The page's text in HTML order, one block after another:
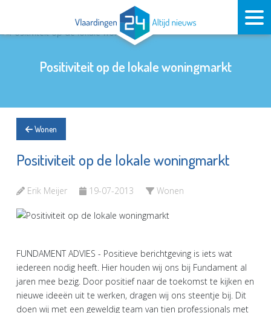
Positiviteit op de lokale woningmarkt
Wonen
Positiviteit op de lokale woningmarkt
Erik Meijer 19-07-2013 Wonen
FUNDAMENT ADVIES - Positieve berichtgeving is iets wat
iedereen nodig heeft. Hier houden wij ons bij Fundament al
jaren mee bezig. Door positief naar de toekomst te kijken en
nieuwe ideeën uit te werken, dragen wij ons steentje bij. Dit
doen wij met een geweldig team van tien professionals met